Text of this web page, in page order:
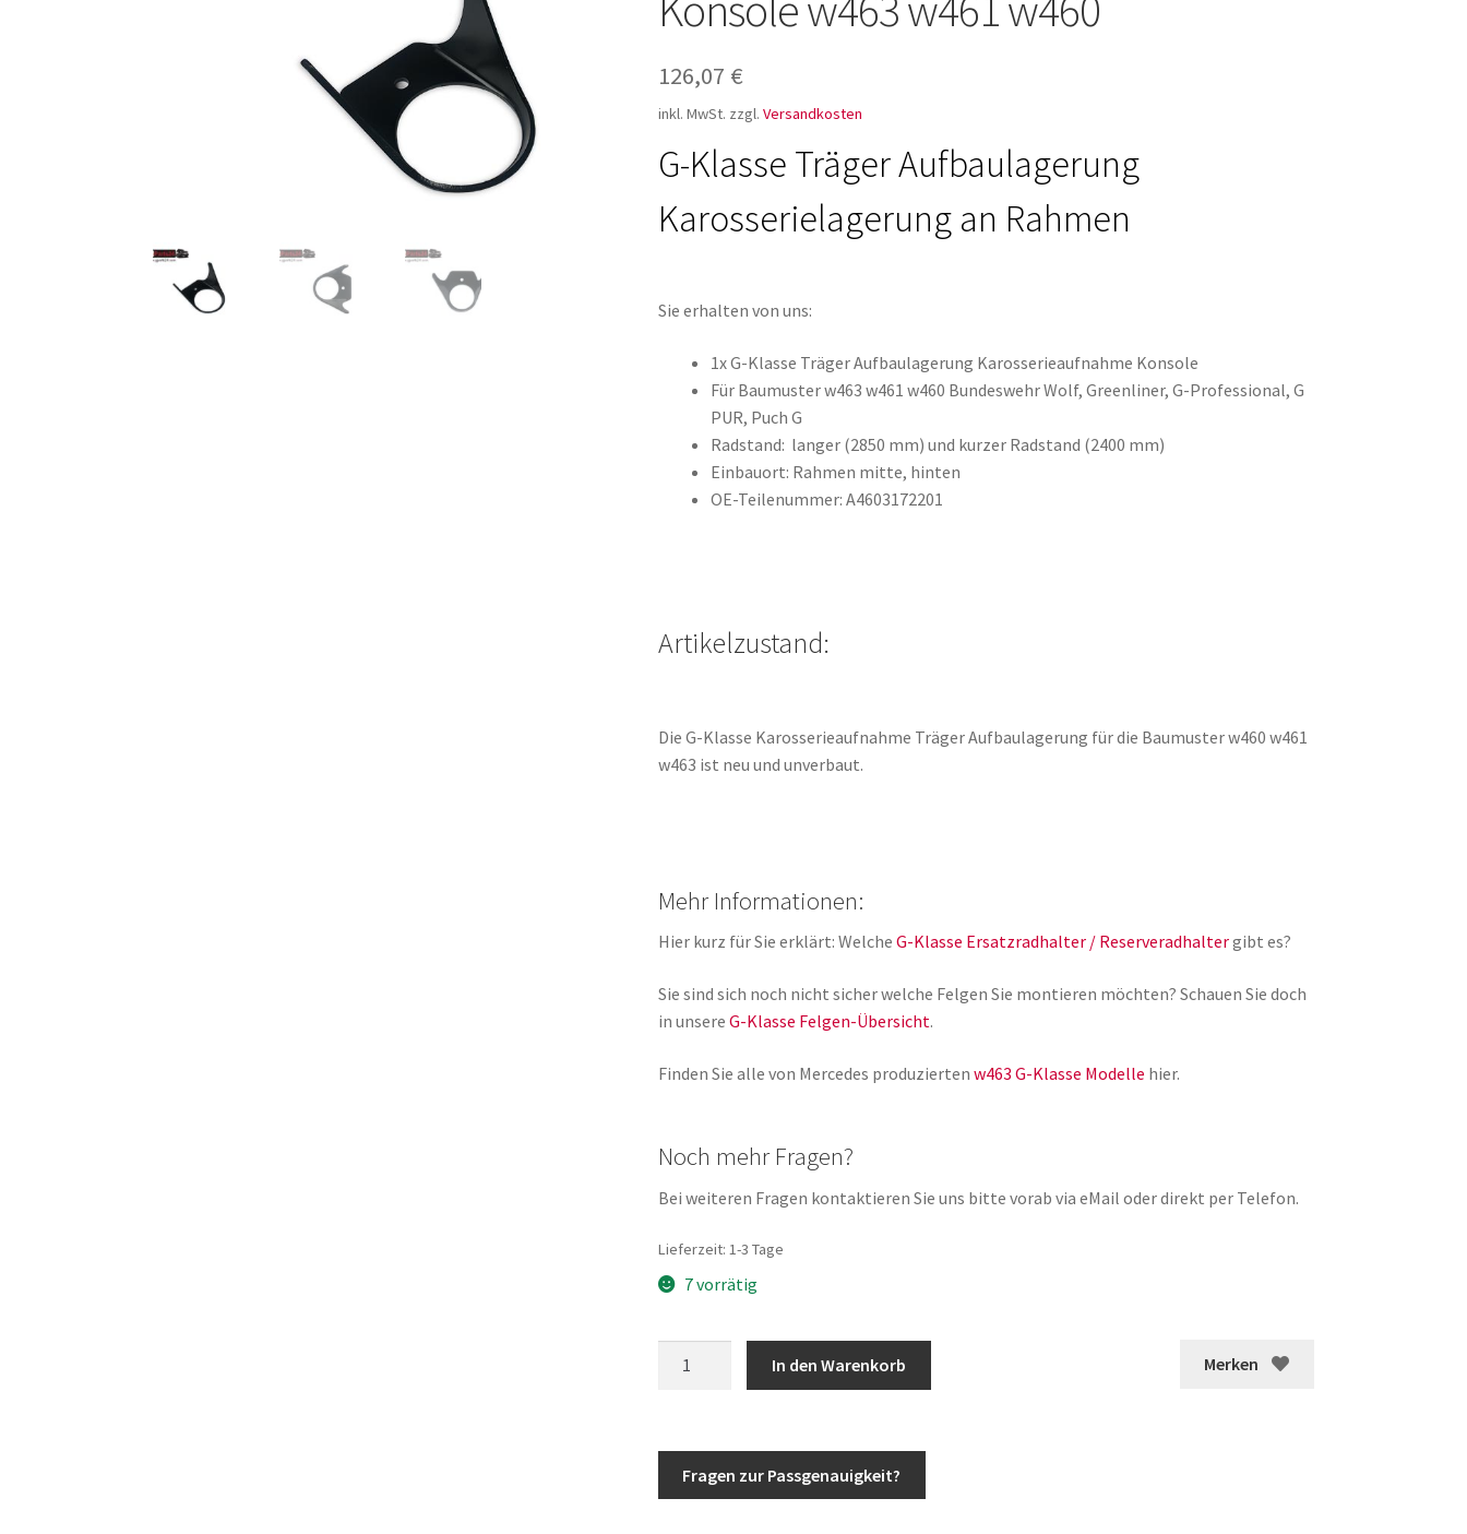
TOP-Seller: G-Klasse Trittbretter schwarz für den w463
126,07 €
inkl. MwSt. zzgl. Versandkosten
G-Klasse Träger Aufbaulagerung
Karosserielagerung an Rahmen
Sie erhalten von uns:
1x G-Klasse Träger Aufbaulagerung Karosserieaufnahme Konsole
Für Baumuster w463 w461 w460 Bundeswehr Wolf, Greenliner, G-Professional, G
PUR, Puch G
Radstand: langer (2850 mm) und kurzer Radstand (2400 mm)
Einbauort: Rahmen mitte, hinten
OE-Teilenummer: A4603172201
Artikelzustand:
Die G-Klasse Karosserieaufnahme Träger Aufbaulagerung für die Baumuster w460 w461
w463 ist neu und unverbaut.
Mehr Informationen:
Hier kurz für Sie erklärt: Welche G-Klasse Ersatzradhalter / Reserveradhaltergibt es?
Sie sind sich noch nicht sicher welche Felgen Sie montieren möchten? Schauen Sie doch
in unsere G-Klasse Felgen-Übersicht.
Finden Sie alle von Mercedes produzierten w463 G-Klasse Modelle hier.
Noch mehr Fragen?
Bei weiteren Fragen kontaktieren Sie uns bitte vorab via eMail oder direkt per Telefon.
Lieferzeit: 1-3 Tage
7 vorrätig
Merken
Aufbaulagerung
In den Warenkorb
Fragen zur Passgenauigkeit?